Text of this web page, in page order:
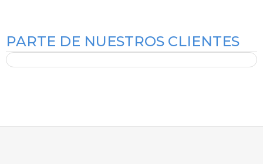
PARTE DE NUESTROS CLIENTES